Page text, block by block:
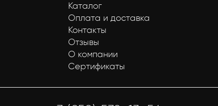
Каталог
Оплата и доставка
Контакты
Отзывы
О компании
Сертификаты